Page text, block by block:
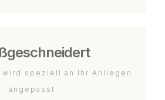
wird speziell an Ihr Anliegen
angepasst.